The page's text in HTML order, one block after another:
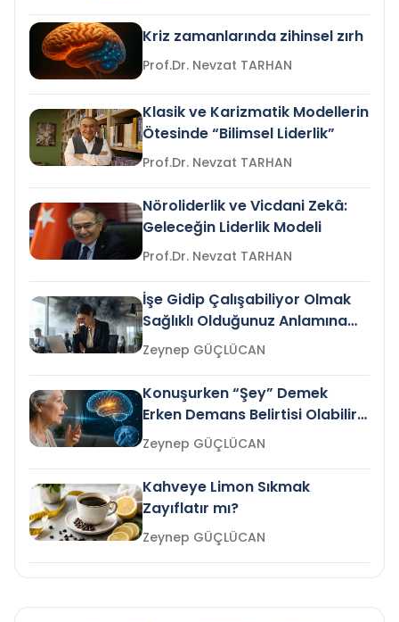
Kriz zamanlarında zihinsel zırh
Prof.Dr. Nevzat TARHAN
Klasik ve Karizmatik Modellerin
Ötesinde “Bilimsel Liderlik”
Prof.Dr. Nevzat TARHAN
Nöroliderlik ve Vicdani Zekâ:
Geleceğin Liderlik Modeli
Prof.Dr. Nevzat TARHAN
İşe Gidip Çalışabiliyor Olmak
Sağlıklı Olduğunuz Anlamına
Gelir mi?Zeynep GÜÇLÜCAN
Konuşurken “Şey” Demek
Erken Demans Belirtisi Olabilir
mi?
Zeynep GÜÇLÜCAN
Kahveye Limon Sıkmak
Zayıflatır mı?
Zeynep GÜÇLÜCAN